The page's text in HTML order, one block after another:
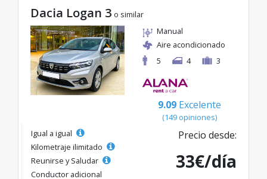
Dacia Logan 3 o similar
Manual
Aire acondicionado
5
4 3
9.09 Excelente
(149 opiniones)
Igual a igual
Kilometraje ilimitado
Reunirse y Saludar
Conductor adicional
Precio desde:
33€/día